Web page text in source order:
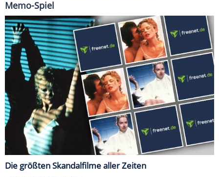
Memo-Spiel
Die größten Skandalfilme aller Zeiten